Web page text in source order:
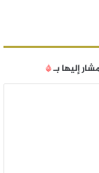
إليها بـ*